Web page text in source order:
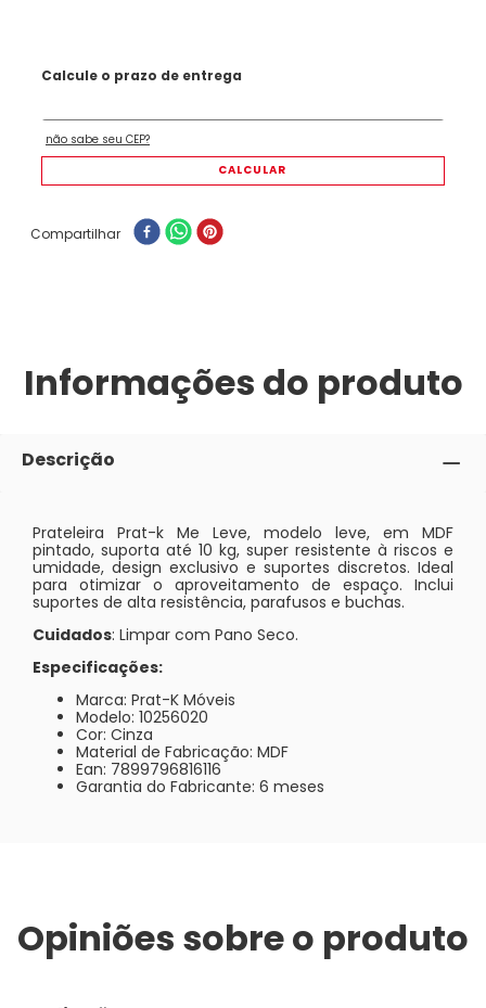
Compartilhar
Informações do produto
Descrição
Prateleira Prat-k Me Leve, modelo leve, em MDF
pintado, suporta até 10 kg, super resistente à riscos e
umidade, design exclusivo e suportes discretos. Ideal
para otimizar o aproveitamento de espaço. Inclui
suportes de alta resistência, parafusos e buchas.
Cuidados: Limpar com Pano Seco.
Especificações:
Marca: Prat-K Móveis
Modelo: 10256020
Cor: Cinza
Material de Fabricação: MDF
Ean: 7899796816116
Garantia do Fabricante: 6 meses
Opiniões sobre o produto